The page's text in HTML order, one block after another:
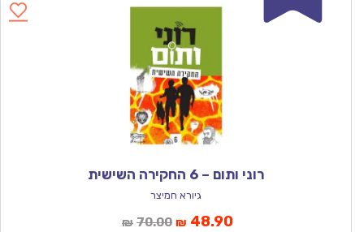
רוני ותום – 6 החקירה השישית
גיורא חמיצר
₪ 70.00המחיר
₪ 48.90המחיר